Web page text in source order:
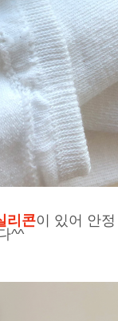
리콘이 있어 안정
^^